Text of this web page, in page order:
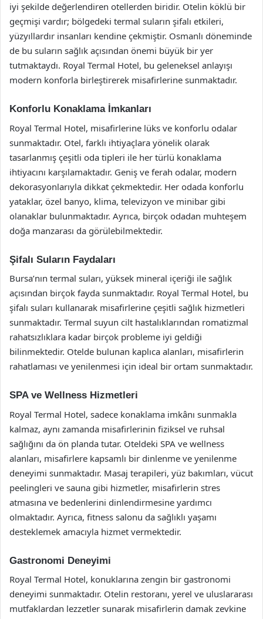
iyi şekilde değerlendiren otellerden biridir. Otelin köklü bir
geçmişi vardır; bölgedeki termal suların şifalı etkileri,
yüzyıllardır insanları kendine çekmiştir. Osmanlı döneminde
de bu suların sağlık açısından önemi büyük bir yer
tutmaktaydı. Royal Termal Hotel, bu geleneksel anlayışı
modern konforla birleştirerek misafirlerine sunmaktadır.
Konforlu Konaklama İmkanları
Royal Termal Hotel, misafirlerine lüks ve konforlu odalar
sunmaktadır. Otel, farklı ihtiyaçlara yönelik olarak
tasarlanmış çeşitli oda tipleri ile her türlü konaklama
ihtiyacını karşılamaktadır. Geniş ve ferah odalar, modern
dekorasyonlarıyla dikkat çekmektedir. Her odada konforlu
yataklar, özel banyo, klima, televizyon ve minibar gibi
olanaklar bulunmaktadır. Ayrıca, birçok odadan muhteşem
doğa manzarası da görülebilmektedir.
Şifalı Suların Faydaları
Bursa’nın termal suları, yüksek mineral içeriği ile sağlık
açısından birçok fayda sunmaktadır. Royal Termal Hotel, bu
şifalı suları kullanarak misafirlerine çeşitli sağlık hizmetleri
sunmaktadır. Termal suyun cilt hastalıklarından romatizmal
rahatsızlıklara kadar birçok probleme iyi geldiği
bilinmektedir. Otelde bulunan kaplıca alanları, misafirlerin
rahatlaması ve yenilenmesi için ideal bir ortam sunmaktadır.
SPA ve Wellness Hizmetleri
Royal Termal Hotel, sadece konaklama imkânı sunmakla
kalmaz, aynı zamanda misafirlerinin fiziksel ve ruhsal
sağlığını da ön planda tutar. Oteldeki SPA ve wellness
alanları, misafirlere kapsamlı bir dinlenme ve yenilenme
deneyimi sunmaktadır. Masaj terapileri, yüz bakımları, vücut
peelingleri ve sauna gibi hizmetler, misafirlerin stres
atmasına ve bedenlerini dinlendirmesine yardımcı
olmaktadır. Ayrıca, fitness salonu da sağlıklı yaşamı
desteklemek amacıyla hizmet vermektedir.
Gastronomi Deneyimi
Royal Termal Hotel, konuklarına zengin bir gastronomi
deneyimi sunmaktadır. Otelin restoranı, yerel ve uluslararası
mutfaklardan lezzetler sunarak misafirlerin damak zevkine